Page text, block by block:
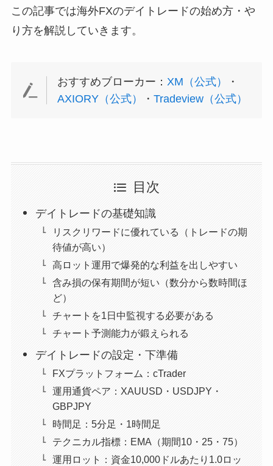
この記事では海外FXのデイトレードの始め方・や
り方を解説していきます。
おすすめブローカー：XM（公式）
・
AXIORY（公式）
・Tradeview（公式）
目次
デイトレードの基礎知識
リスクリワードに優れている（トレードの期
待値が高い）
高ロット運用で爆発的な利益を出しやすい
含み損の保有期間が短い（数分から数時間ほ
ど）
チャートを1日中監視する必要がある
チャート予測能力が鍛えられる
デイトレードの設定・下準備
FXプラットフォーム：cTrader
運用通貨ペア：XAUUSD・USDJPY・
GBPJPY
時間足：5分足・1時間足
テクニカル指標：EMA（期間10・25・75）
運用ロット：資金10,000ドルあたり1.0ロッ